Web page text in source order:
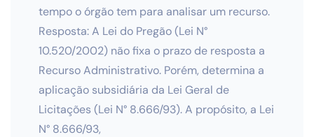
tempo o órgão tem para analisar um recurso.
Resposta: A Lei do Pregão (Lei N°
10.520/2002) não fixa o prazo de resposta a
Recurso Administrativo. Porém, determina a
aplicação subsidiária da Lei Geral de
Licitações (Lei N° 8.666/93). A propósito, a Lei
N° 8.666/93,